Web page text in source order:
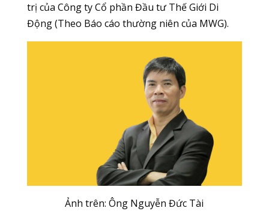
trị của Công ty Cổ phần Đầu tư Thế Giới Di
Động (Theo Báo cáo thường niên của MWG).
Ảnh trên: Ông Nguyễn Đức Tài